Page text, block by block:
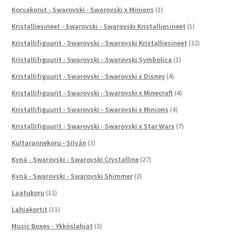
Korvakorut - Swarovski - Swarovski x Minions (1)
Kristalliesineet - Swarovski - Swarovski Kristalliesineet (1)
Kristallifiguurit - Swarovski - Swarovski Kristalliesineet (32)
Kristallifiguurit - Swarovski - Swarovski Symbolica (1)
Kristallifiguurit - Swarovski - Swarovski x Disney (4)
Kristallifiguurit - Swarovski - Swarovski x Minecraft (4)
Kristallifiguurit - Swarovski - Swarovski x Minions (4)
Kristallifiguurit - Swarovski - Swarovski x Star Wars (7)
Kultarannekoru - Silván (3)
Kynä - Swarovski - Swarovski Crystalline (27)
Kynä - Swarovski - Swarovski Shimmer (2)
Laatukoru (12)
Lahjakortit (11)
Music Boxes - Ykköslahjat (3)